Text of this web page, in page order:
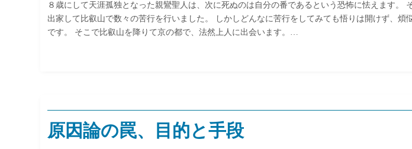
８歳にして天涯孤独となった親鸞聖人は、次に死ぬのは自分の番であるという恐怖に怯えます。
出家して比叡山で数々の苦行を行いました。 しかしどんなに苦行をしてみても悟りは開けず、煩
です。 そこで比叡山を降りて京の都で、法然上人に出会います。…
原因論の罠、目的と手段